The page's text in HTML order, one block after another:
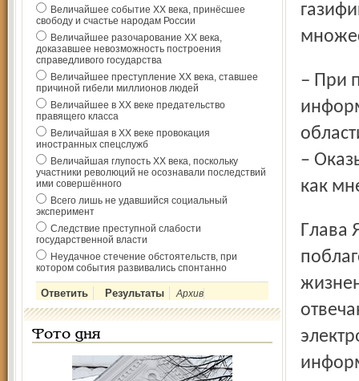
Величайшее событие ХХ века, принёсшее
свободу и счастье народам России
Величайшее разочарование ХХ века,
доказавшее невозможность построения
справедливого государства
Величайшее преступление ХХ века, ставшее
причиной гибели миллионов людей
Величайшее в ХХ веке предательство
правящего класса
Величайшая в ХХ веке провокация
иностранных спецслужб
Величайшая глупость ХХ века, поскольку
участники революций не осознавали последствий
ими совершённого
Всего лишь не удавшийся социальный
эксперимент
Следствие преступной слабости
государственной власти
Неудачное стечение обстоятельств, при
котором события развивались спонтанно
Архив
Фото дня
– При подготовке к конкурсу мне очень помогла
–
как
Глава Ярославского района Андрей Решатов